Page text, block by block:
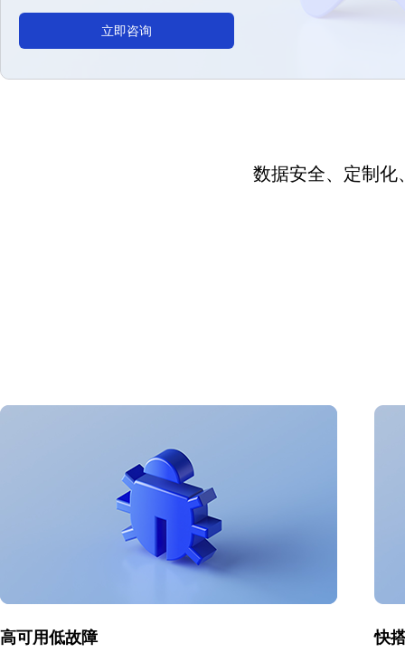
立即咨询
数据安全、定制化
高可用低故障 快